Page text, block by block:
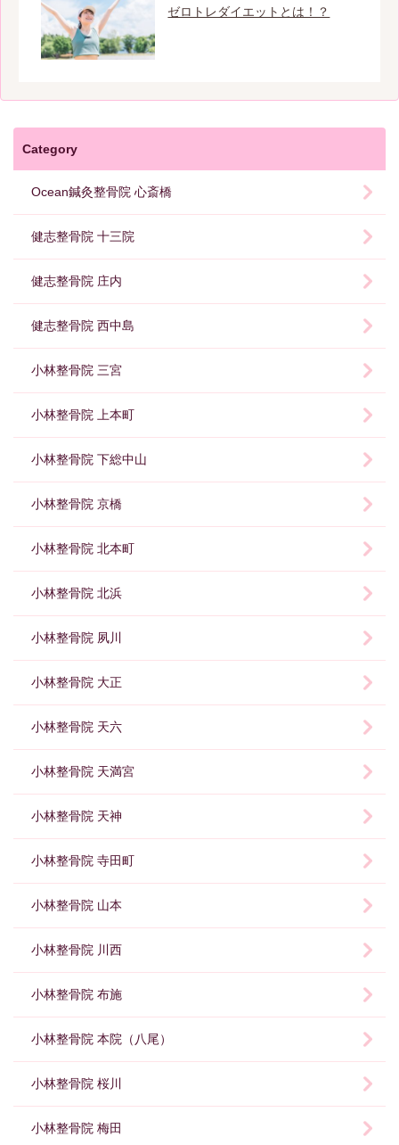
ゼロトレダイエットとは！？
Category
Ocean鍼灸整骨院 心斎橋
健志整骨院 十三院
健志整骨院 庄内
健志整骨院 西中島
小林整骨院 三宮
小林整骨院 上本町
小林整骨院 下総中山
小林整骨院 京橋
小林整骨院 北本町
小林整骨院 北浜
小林整骨院 夙川
小林整骨院 大正
小林整骨院 天六
小林整骨院 天満宮
小林整骨院 天神
小林整骨院 寺田町
小林整骨院 山本
小林整骨院 川西
小林整骨院 布施
小林整骨院 本院（八尾）
小林整骨院 桜川
小林整骨院 梅田